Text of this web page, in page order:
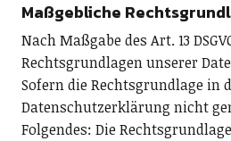
Maßgebliche
Nach Maßgabe des Art. 13
Rechtsgrundlagen unserer
Sofern die Rechtsgrundlage in
Datenschutzerklärung nicht
Folgendes: Die